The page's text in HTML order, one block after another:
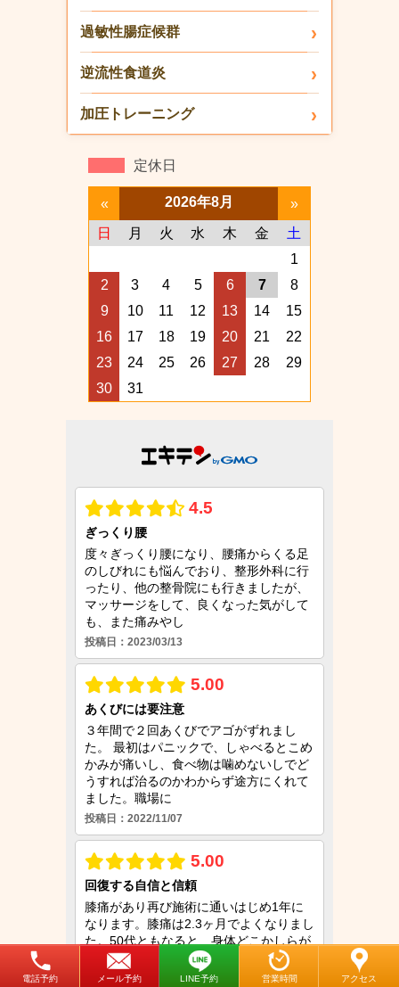
電話予約 メール予約 LINE予約 営業時間 アクセス
過敏性腸症候群
逆流性食道炎
加圧トレーニング
定休日
« 2026年8月
»
日
月 火 水 木 金
土
1
2
3 4 5 6 7
8
9
10 11 12 13 14
15
16
17 18 19 20 21
22
23
24 25 26 27 28
29
30
31